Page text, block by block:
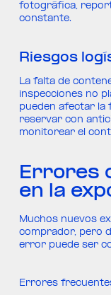
fotográfica,
constante.
Riesgos
La falta de
inspecciones no
pueden afectar la
reservar con
monitorear el
Errores
en la
Muchos nuevos
comprador, pero
error puede ser
Errores